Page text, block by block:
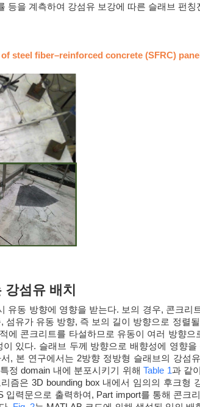
등을 계측하여 강섬유 보강에 따른 슬래브 펀
steel fiber–reinforced concrete (SFRC)
섬유 배치
유동 방향에 영향을 받는다. 보의 경우, 콘크리
섬유가 유동 방향, 즉 보의 길이 방향으로 정렬
에 콘크리트를 타설하므로 유동이 여러 방향
있다. 슬래브 두께 방향으로 배향성에 영향
, 본 연구에서는 2방향 정방형 슬래브의 강섬
정 domain 내에 분포시키기 위해Table 1과 같
즘은 3D bounding box 내에서 임의의 후크형
력문으로 출력하여, Part import를 통해 콘크